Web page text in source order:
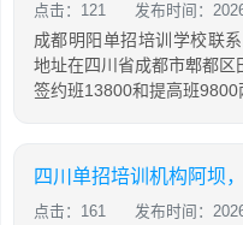
点击：121 发布时间：
成都明阳单招培训学校联
地址在四川省成都市郫都
签约班13800和提高班9800
四川单招培训机构阿坝
点击：161 发布时间：